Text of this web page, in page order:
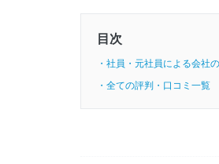
目次
・社員・元社員による会社
・全ての評判・口コミ一覧